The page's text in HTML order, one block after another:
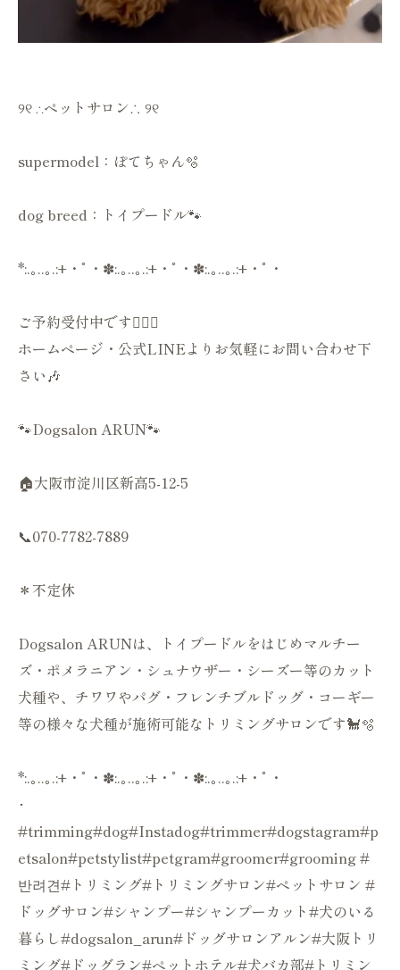
୨୧ ∴ペットサロン∴ ୨୧
supermodel：ぽてちゃん🫧
dog breed：トイプードル🐾
*:.｡..｡.:+・ﾟ・✽:.｡..｡.:+・ﾟ・✽:.｡..｡.:+・ﾟ・
ご予約受付中です💁🏻‍♀️
ホームページ・公式LINEよりお気軽にお問い合わせ下
さい🎶
🐾Dogsalon ARUN🐾
🏠大阪市淀川区新高5-12-5
📞070-7782-7889
＊不定休
Dogsalon ARUNは、トイプードルをはじめマルチー
ズ・ポメラニアン・シュナウザー・シーズー等のカット
犬種や、チワワやパグ・フレンチブルドッグ・コーギー
等の様々な犬種が施術可能なトリミングサロンです🐩🫧
*:.｡..｡.:+・ﾟ・✽:.｡..｡.:+・ﾟ・✽:.｡..｡.:+・ﾟ・
･
#trimming#dog#Instadog#trimmer#dogstagram#p
etsalon#petstylist#petgram#groomer#grooming #
반려견#トリミング#トリミングサロン#ペットサロン #
ドッグサロン#シャンプー#シャンプーカット#犬のいる
暮らし#dogsalon_arun#ドッグサロンアルン#大阪トリ
ミング#ドッグラン#ペットホテル#犬バカ部#トリミン